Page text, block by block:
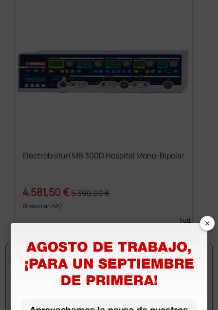
Electrobisturí MB 300D Hospital Mono-Bipolar
4.581,50 €5.390,00 €
(Precio sin IVA)
1 ud.
×